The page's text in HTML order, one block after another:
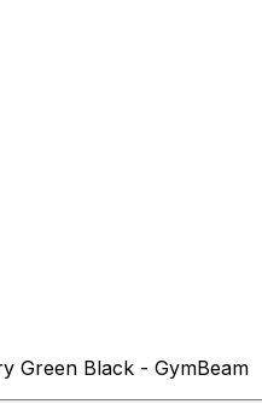
Green Black - GymBeam